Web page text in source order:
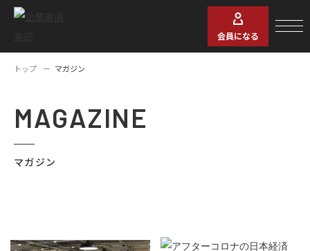
会員になる
トップ マガジン
MAGAZINE
マガジン